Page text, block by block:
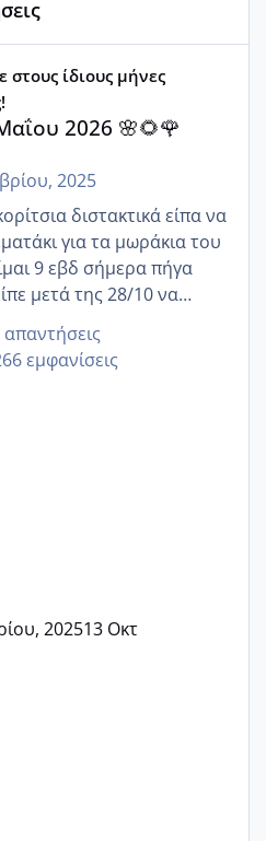
στους ίδιους μήνες
2026 🌸🌻🌹
2025
διστακτικά είπα να
για τα μωράκια του
μετά της 28/10 να
για την αυχενική είναι
να γεννάει Μάιο ;;
εμφανίσεις
202513 Οκτ